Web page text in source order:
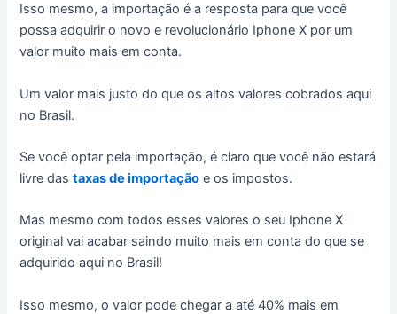
Isso mesmo, a importação é a resposta para que você
possa adquirir o novo e revolucionário Iphone X por um
valor muito mais em conta.
Um valor mais justo do que os altos valores cobrados aqui
no Brasil.
Se você optar pela importação, é claro que você não estará
livre dastaxas de importação e os impostos.
Mas mesmo com todos esses valores o seu Iphone X
original vai acabar saindo muito mais em conta do que se
adquirido aqui no Brasil!
Isso mesmo, o valor pode chegar a até 40% mais em